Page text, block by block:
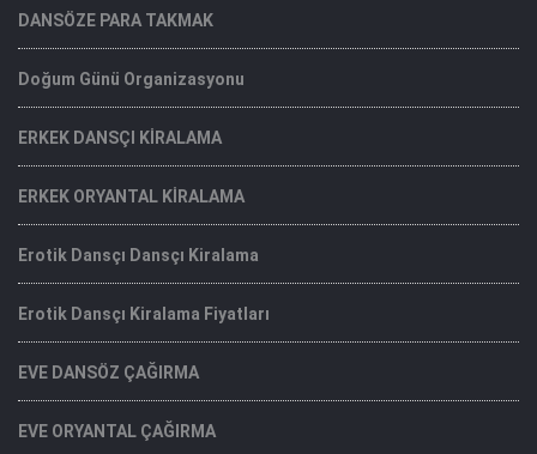
DANSÖZE PARA TAKMAK
Doğum Günü Organizasyonu
ERKEK DANSÇI KİRALAMA
ERKEK ORYANTAL KİRALAMA
Erotik Dansçı Dansçı Kiralama
Erotik Dansçı Kiralama Fiyatları
EVE DANSÖZ ÇAĞIRMA
EVE ORYANTAL ÇAĞIRMA